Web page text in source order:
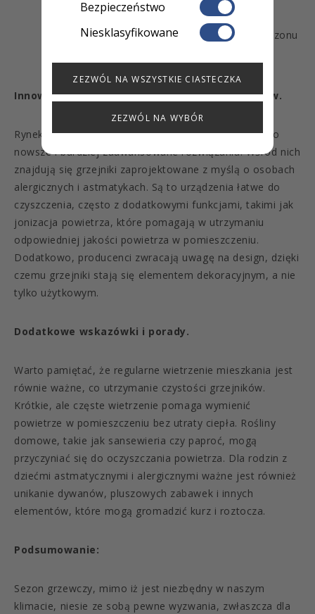
powtarzać proces czyszczenia, najlepiej co
najmniej raz w roku, przed rozpoczęciem sezonu
Innowacyjne rozwiązania w produkcji grzejników.
Rynek grzejników ciągle się rozwija, oferując coraz to
nowsze i bardziej zaawansowane rozwiązania. Wśród nich
znajdują się grzejniki zaprojektowane z myślą o osobach
alergicznych i astmatykach. Są to urządzenia łatwe do
czyszczenia, często z dodatkowymi funkcjami, takimi jak
jonizacja powietrza, które pomagają w utrzymaniu
odpowiedniej jakości powietrza w pomieszczeniu.
Dodatkowo, producenci zwracają uwagę na design, dzięki
czemu grzejniki stają się elementem dekoracyjnym, a nie
tylko użytkowym.
Dodatkowe wskazówki i porady.
Warto pamiętać, że regularne wietrzenie mieszkania jest
równie ważne, co utrzymanie czystości grzejników.
Krótkie, ale częste wietrzenie pomaga wymienić
powietrze w pomieszczeniu bez utraty ciepła. Rośliny
domowe, takie jak sansewieria czy paproć, mogą
przyczyniać się do oczyszczania powietrza. Dla rodzin z
dziećmi astmatycznymi i alergicznymi ważne jest również
unikanie dywanów, pluszowych zabawek i innych
elementów, które mogą gromadzić kurz i roztocza.
Podsumowanie:
Sezon grzewczy, mimo iż jest niezbędny w naszym
klimacie, niesie ze sobą pewne wyzwania, zwłaszcza dla
Bezpieczeństwo
Niesklasyfikowane
ZEZWÓL NA WSZYSTKIE CIASTECZKA
ZEZWÓL NA WYBÓR